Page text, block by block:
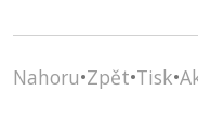
Nahoru•Zpět•Tisk•